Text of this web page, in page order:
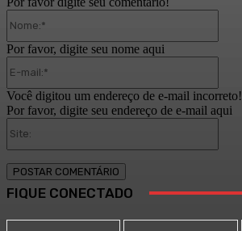
Por favor, digite seu nome aqui
Você digitou um endereço de e-mail incorreto!
Por favor, digite seu endereço de e-mail aqui
FIQUE CONECTADO